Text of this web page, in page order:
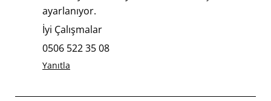
ayarlanıyor.
İyi Çalışmalar
0506 522 35 08
Yanıtla